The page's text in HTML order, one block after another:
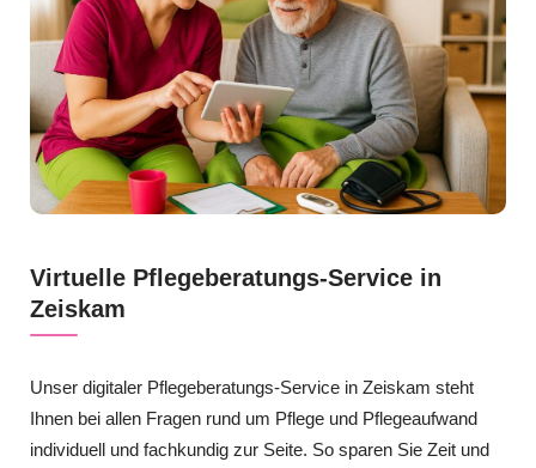
Virtuelle Pflegeberatungs-Service in
Zeiskam
Unser digitaler Pflegeberatungs-Service in Zeiskam steht
Ihnen bei allen Fragen rund um Pflege und Pflegeaufwand
individuell und fachkundig zur Seite. So sparen Sie Zeit und